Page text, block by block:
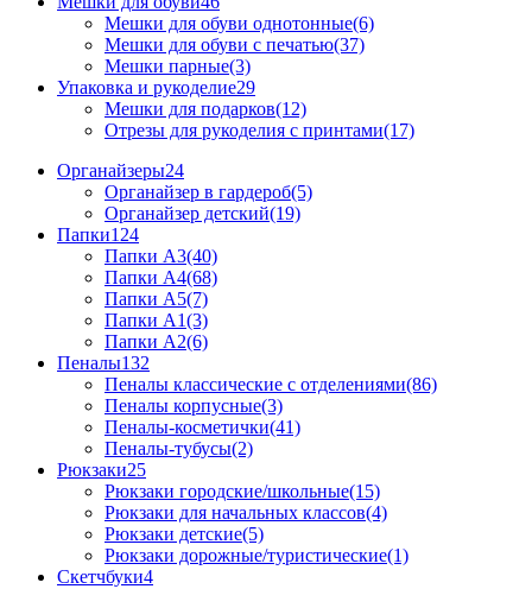
Мешки для обуви однотонные(6)
Мешки для обуви с печатью(37)
Мешки парные(3)
Упаковка и рукоделие29
Мешки для подарков(12)
Отрезы для рукоделия с принтами(17)
Органайзеры24
Органайзер в гардероб(5)
Органайзер детский(19)
Папки124
Папки А3(40)
Папки А4(68)
Папки А5(7)
Папки А1(3)
Папки А2(6)
Пеналы132
Пеналы классические с отделениями(86)
Пеналы корпусные(3)
Пеналы-косметички(41)
Пеналы-тубусы(2)
Рюкзаки25
Рюкзаки городские/школьные(15)
Рюкзаки для начальных классов(4)
Рюкзаки детские(5)
Рюкзаки дорожные/туристические(1)
Скетчбуки4